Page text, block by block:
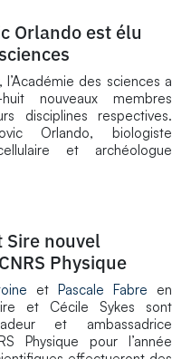
Orlando est élu
des sciences a
nouveaux membres
disciplines respectives.
Orlando, biologiste
et archéologue
Sire nouvel
Physique
et Pascale Fabre en
et Cécile Sykes sont
et ambassadrice
Physique pour l’année